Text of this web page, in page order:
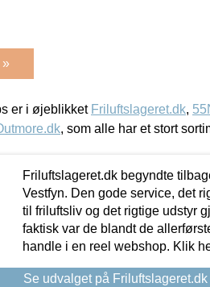
»
er i øjeblikket Friluftslageret.dk,
, som alle har et stort
Friluftslageret.dk begyndte
Vestfyn. Den gode service, det
til friluftsliv og det rigtige udstyr
faktisk var de blandt de
handle i en reel webshop. Klik
Se udvalget på Friluftslageret.dk